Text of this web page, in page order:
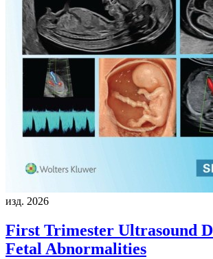
изд. 2026
First Trimester Ultrasound
Fetal Abnormalities